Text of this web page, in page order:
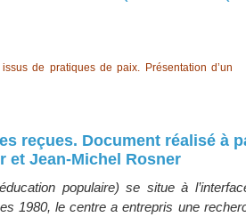
de pratiques de paix. Présentation d’un
reçues. Document réalisé à
et Jean-Michel Rosner
populaire) se situe à
1980, le centre a entrepris une